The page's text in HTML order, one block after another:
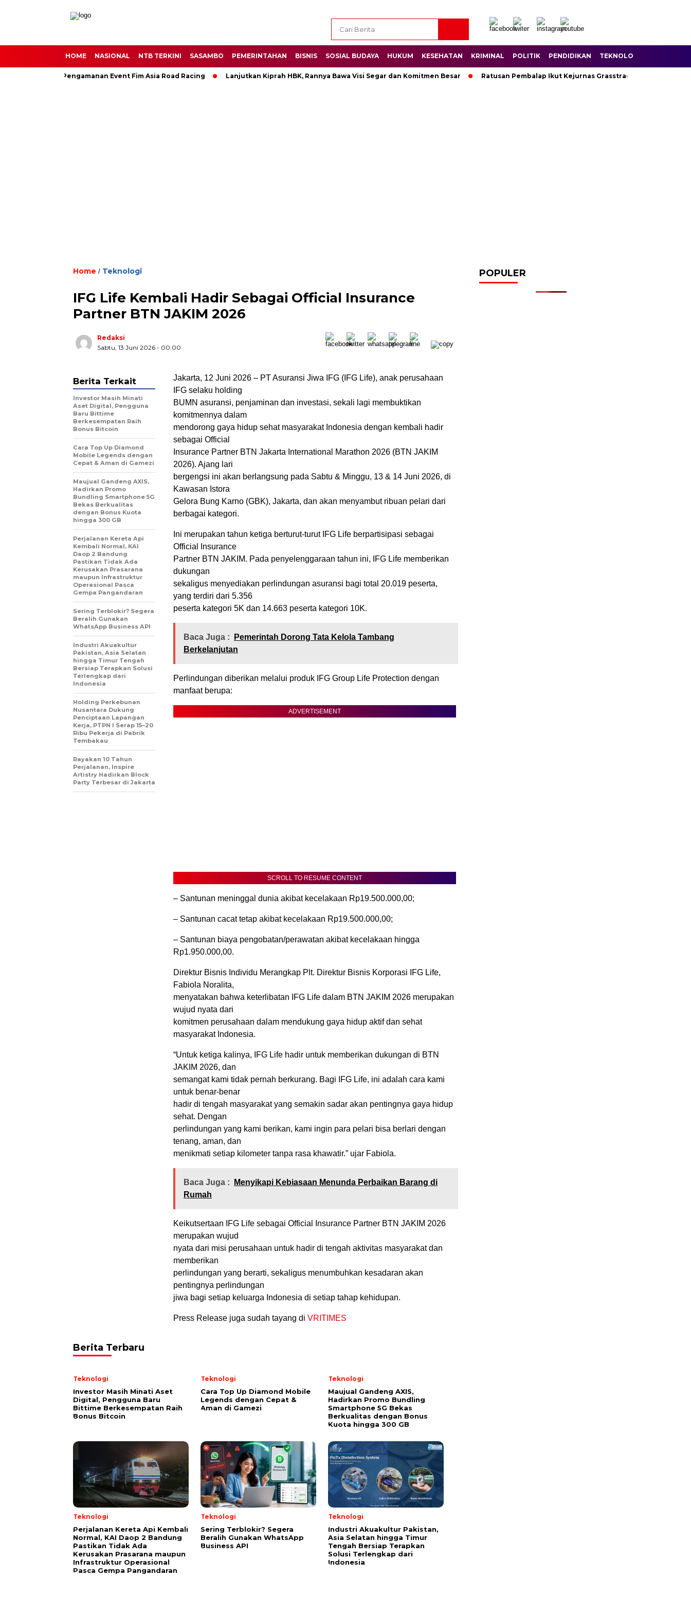
HOME NASIONAL NTB TERKINI SASAMBO PEMERINTAHAN BISNIS SOSIAL BUDAYA HUKUM KESEHATAN KRIMINAL POLITIK PENDIDIKAN TEKNOLOGI
Untuk Pengamanan Event Fim Asia Road Racing Lanjutkan Kiprah HBK, Rannya Bawa Visi Segar dan Komitmen Besar Ratusan Pembalap Ikut Kejurnas Grasstrack di Sirkuit Lantan
Home / Teknologi
IFG Life Kembali Hadir Sebagai Official Insurance
Partner BTN JAKIM 2026
Redaksi
Sabtu, 13 Juni 2026 - 00:00
Jakarta, 12 Juni 2026 – PT Asuransi Jiwa IFG (IFG Life), anak perusahaan
IFG selaku holding
BUMN asuransi, penjaminan dan investasi, sekali lagi membuktikan
komitmennya dalam
mendorong gaya hidup sehat masyarakat Indonesia dengan kembali hadir
sebagai Official
Insurance Partner BTN Jakarta International Marathon 2026 (BTN JAKIM
2026). Ajang lari
bergengsi ini akan berlangsung pada Sabtu & Minggu, 13 & 14 Juni 2026, di
Kawasan Istora
Gelora Bung Karno (GBK), Jakarta, dan akan menyambut ribuan pelari dari
berbagai kategori.
Ini merupakan tahun ketiga berturut-turut IFG Life berpartisipasi sebagai
Official Insurance
Partner BTN JAKIM. Pada penyelenggaraan tahun ini, IFG Life memberikan
dukungan
sekaligus menyediakan perlindungan asuransi bagi total 20.019 peserta,
yang terdiri dari 5.356
peserta kategori 5K dan 14.663 peserta kategori 10K.
Baca Juga :
Pemerintah Dorong Tata Kelola Tambang
Berkelanjutan
Perlindungan diberikan melalui produk IFG Group Life Protection dengan
manfaat berupa:
ADVERTISEMENT
SCROLL TO RESUME CONTENT
– Santunan meninggal dunia akibat kecelakaan Rp19.500.000,00;
– Santunan cacat tetap akibat kecelakaan Rp19.500.000,00;
– Santunan biaya pengobatan/perawatan akibat kecelakaan hingga
Rp1.950.000,00.
Direktur Bisnis Individu Merangkap Plt. Direktur Bisnis Korporasi IFG Life,
Fabiola Noralita,
menyatakan bahwa keterlibatan IFG Life dalam BTN JAKIM 2026 merupakan
wujud nyata dari
komitmen perusahaan dalam mendukung gaya hidup aktif dan sehat
masyarakat Indonesia.
“Untuk ketiga kalinya, IFG Life hadir untuk memberikan dukungan di BTN
JAKIM 2026, dan
semangat kami tidak pernah berkurang. Bagi IFG Life, ini adalah cara kami
untuk benar-benar
hadir di tengah masyarakat yang semakin sadar akan pentingnya gaya hidup
sehat. Dengan
perlindungan yang kami berikan, kami ingin para pelari bisa berlari dengan
tenang, aman, dan
menikmati setiap kilometer tanpa rasa khawatir.” ujar Fabiola.
Baca Juga :
Menyikapi Kebiasaan Menunda Perbaikan Barang di
Rumah
Keikutsertaan IFG Life sebagai Official Insurance Partner BTN JAKIM 2026
merupakan wujud
nyata dari misi perusahaan untuk hadir di tengah aktivitas masyarakat dan
memberikan
perlindungan yang berarti, sekaligus menumbuhkan kesadaran akan
pentingnya perlindungan
jiwa bagi setiap keluarga Indonesia di setiap tahap kehidupan.
Press Release juga sudah tayang di VRITIMES
Berita Terkait
Investor Masih Minati
Aset Digital, Pengguna
Baru Bittime
Berkesempatan Raih
Bonus Bitcoin
Cara Top Up Diamond
Mobile Legends dengan
Cepat & Aman di Gamezi
Maujual Gandeng AXIS,
Hadirkan Promo
Bundling Smartphone 5G
Bekas Berkualitas
dengan Bonus Kuota
hingga 300 GB
Perjalanan Kereta Api
Kembali Normal, KAI
Daop 2 Bandung
Pastikan Tidak Ada
Kerusakan Prasarana
maupun Infrastruktur
Operasional Pasca
Gempa Pangandaran
Sering Terblokir? Segera
Beralih Gunakan
WhatsApp Business API
Industri Akuakultur
Pakistan, Asia Selatan
hingga Timur Tengah
Bersiap Terapkan Solusi
Terlengkap dari
Indonesia
Holding Perkebunan
Nusantara Dukung
Penciptaan Lapangan
Kerja, PTPN I Serap 15–20
Ribu Pekerja di Pabrik
Tembakau
Rayakan 10 Tahun
Perjalanan, Inspire
Artistry Hadirkan Block
Party Terbesar di Jakarta
Berita Terbaru
Teknologi
Investor Masih Minati Aset
Digital, Pengguna Baru
Bittime Berkesempatan Raih
Bonus Bitcoin
Teknologi
Cara Top Up Diamond Mobile
Legends dengan Cepat &
Aman di Gamezi
Teknologi
Maujual Gandeng AXIS,
Hadirkan Promo Bundling
Smartphone 5G Bekas
Berkualitas dengan Bonus
Kuota hingga 300 GB
Teknologi
Perjalanan Kereta Api Kembali
Normal, KAI Daop 2 Bandung
Pastikan Tidak Ada
Kerusakan Prasarana maupun
Infrastruktur Operasional
Pasca Gempa Pangandaran
Teknologi
Sering Terblokir? Segera
Beralih Gunakan WhatsApp
Business API
Teknologi
Industri Akuakultur Pakistan,
Asia Selatan hingga Timur
Tengah Bersiap Terapkan
Solusi Terlengkap dari
Indonesia
POPULER